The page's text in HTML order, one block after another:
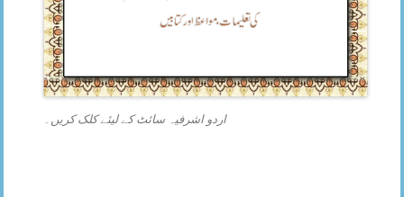
اردو اشرفیہ سائٹ کے لیئے کلک کریں۔